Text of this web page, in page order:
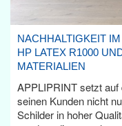
NACHHALTIGKEIT
HP LATEX R1000
MATERIALIEN
APPLIPRINT setzt
seinen Kunden nicht
Schilder in hoher